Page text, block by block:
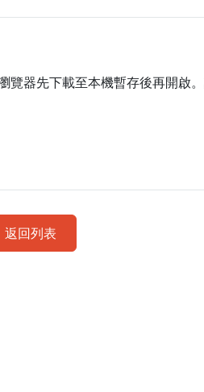
器先下載至本機暫存後再開啟
返回列表